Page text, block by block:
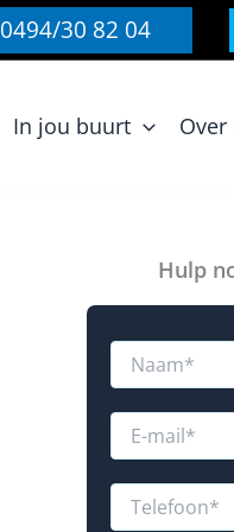
0494/30 82 04
In jou buurt Over
Hulp
N
mu
f
E
aT